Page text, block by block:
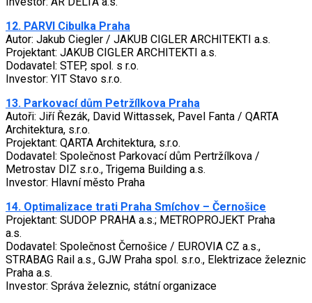
12. PARVI Cibulka Praha
Autor: Jakub Ciegler / JAKUB CIGLER ARCHITEKTI a.s.
Projektant: JAKUB CIGLER ARCHITEKTI a.s.
Dodavatel: STEP, spol. s r.o.
Investor: YIT Stavo s.r.o.
13. Parkovací dům Petržílkova Praha
Autoři: Jiří Řezák, David Wittassek, Pavel Fanta / QARTA
Architektura, s.r.o.
Projektant: QARTA Architektura, s.r.o.
Dodavatel: Společnost Parkovací dům Pertržílkova /
Metrostav DIZ s.r.o., Trigema Building a.s.
Investor: Hlavní město Praha
14. Optimalizace trati Praha Smíchov – Černošice
Projektant: SUDOP PRAHA a.s.; METROPROJEKT Praha
a.s.
Dodavatel: Společnost Černošice / EUROVIA CZ a.s.,
STRABAG Rail a.s., GJW Praha spol. s.r.o., Elektrizace železnic
Praha a.s.
Investor: Správa železnic, státní organizace